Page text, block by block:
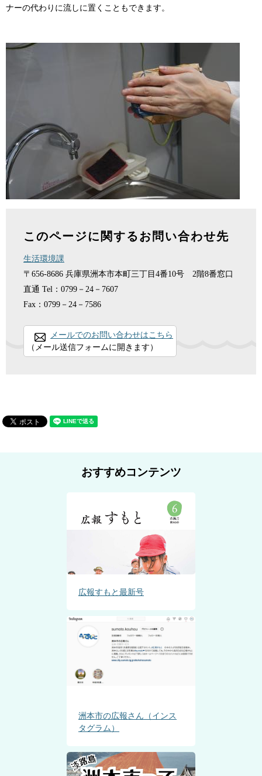
ナーの代わりに流しに置くこともできます。
このページに関するお問い合わせ先
生活環境課
〒656-8686 兵庫県洲本市本町三丁目4番10号 2階8番窓口
直通 Tel：0799－24－7607
Fax：0799－24－7586
メールでのお問い合わせはこちら
（メール送信フォームに開きます）
おすすめコンテンツ
広報すもと最新号
洲本市の広報さん（インス
タグラム）